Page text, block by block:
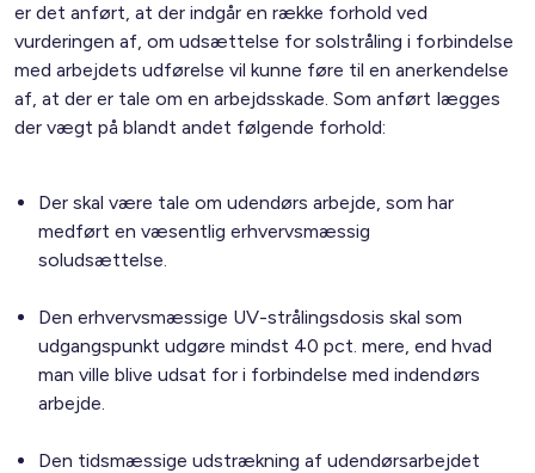
er det anført, at der indgår en række forhold ved
vurderingen af, om udsættelse for solstråling i forbindelse
med arbejdets udførelse vil kunne føre til en anerkendelse
af, at der er tale om en arbejdsskade. Som anført lægges
der vægt på blandt andet følgende forhold:
Der skal være tale om udendørs arbejde, som har
medført en væsentlig erhvervsmæssig
soludsættelse.
Den erhvervsmæssige UV-strålingsdosis skal som
udgangspunkt udgøre mindst 40 pct. mere, end hvad
man ville blive udsat for i forbindelse med indendørs
arbejde.
Den tidsmæssige udstrækning af udendørsarbejdet